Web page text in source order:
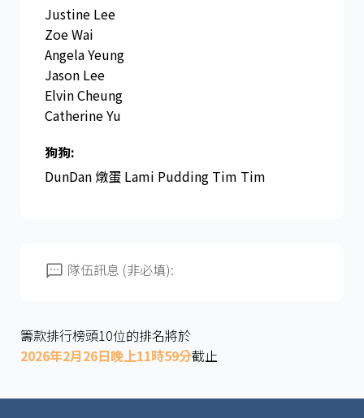
Justine Lee
Zoe Wai
Angela Yeung
Jason Lee
Elvin Cheung
Catherine Yu
狗狗:
DunDan 燉蛋 Lami Pudding Tim Tim
隊伍訊息 (非必填):
籌款排行榜頭10位的排名將於
2026年2月26日晚上11時59分截止